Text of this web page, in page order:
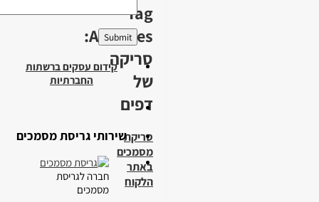
Tag
Archives:
סריקה
של
דפים
סריקת
מסמכים
באתר
הלקוח
קידום עסקים ברשתות
החברתיות
שירותי גריסת מסמכים
חברה לגריסת
מסמכים